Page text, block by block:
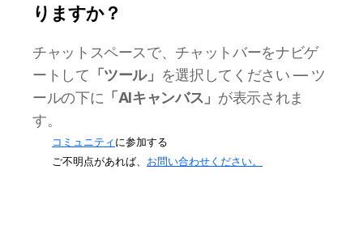
りますか？
チャットスペースで、チャットバーをナビゲ
ートして 「ツール」 を選択してください — ツ
ールの下に 「AIキャンバス」 が表示されま
す。
コミュニティに参加する
ご不明点があれば、 お問い合わせください。